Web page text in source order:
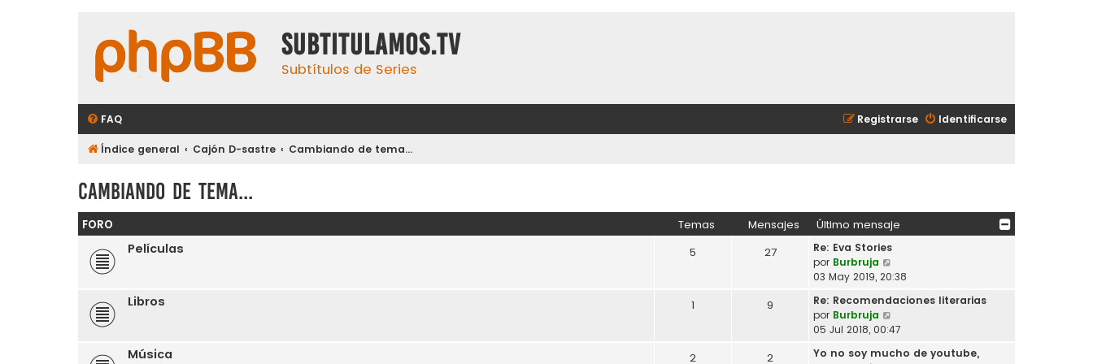
subtitulamos.tv
Subtítulos de Series
FAQ Identificarse
Registrarse
Índice general Cajón D-sastre Cambiando de tema...
Cambiando de tema...
FORO Temas Mensajes Último mensaje
Películas 5 27
Re: Eva Stories
por Burbruja
e
ú
t
i
03 May 2019, 20:38
Libros 1 9
Re: Recomendaciones literarias
por Burbruja
e
ú
05 Jul 2018, 00:47
Música 2 2
Yo no soy mucho de youtube,